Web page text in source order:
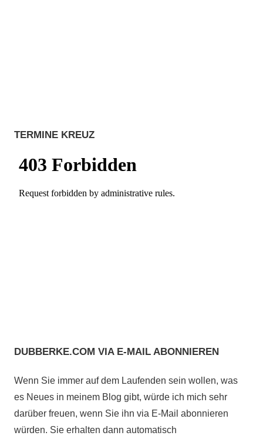
TERMINE KREUZ
DUBBERKE.COM VIA E-MAIL ABONNIEREN
Wenn Sie immer auf dem Laufenden sein wollen, was
es Neues in meinem Blog gibt, würde ich mich sehr
darüber freuen, wenn Sie ihn via E-Mail abonnieren
würden. Sie erhalten dann automatisch